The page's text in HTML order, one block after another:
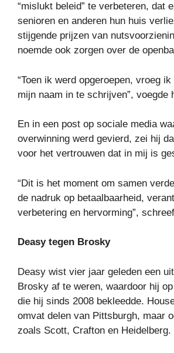
“mislukt beleid” te verbeteren, dat
senioren en anderen hun huis
stijgende prijzen van
noemde ook zorgen over de
“Toen ik werd opgeroepen, vroeg
mijn naam in te schrijven”, voegde
En in een post op sociale media
overwinning werd gevierd, zei hij
voor het vertrouwen dat in mij is
“Dit is het moment om samen
de nadruk op betaalbaarheid,
verbetering en hervorming”,
Deasy tegen Brosky
Deasy wist vier jaar geleden een
Brosky af te weren, waardoor hij
die hij sinds 2008 bekleedde.
omvat delen van Pittsburgh, maar
zoals Scott, Crafton en Heidelberg.